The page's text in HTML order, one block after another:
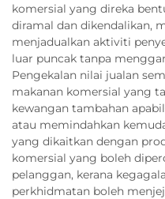
komersial yang direka
diramal dan dikendalikan,
menjadualkan aktiviti
luar puncak tanpa
Pengekalan nilai jualan
makanan komersial yang
kewangan tambahan
atau memindahkan
yang dikaitkan dengan
komersial yang boleh
pelanggan, kerana
perkhidmatan boleh